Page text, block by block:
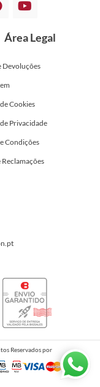
Área Legal
Devoluções
Cookies
Privacidade
Condições
Reclamações
Reservados por